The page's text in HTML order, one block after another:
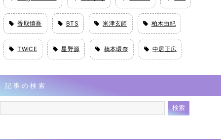
香取慎吾 BTS 米津玄師 柏木由紀
TWICE 星野源 橋本環奈 中居正広
記事の検索